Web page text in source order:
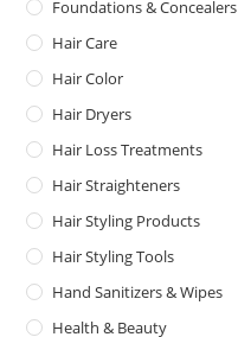
Foundations & Concealers
Hair Care
Hair Color
Hair Dryers
Hair Loss Treatments
Hair Straighteners
Hair Styling Products
Hair Styling Tools
Hand Sanitizers & Wipes
Health & Beauty